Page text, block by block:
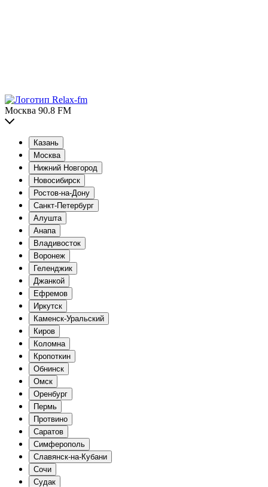
Москва 90.8 FM
Казань
Москва
Нижний Новгород
Новосибирск
Ростов-на-Дону
Санкт-Петербург
Алушта
Анапа
Владивосток
Воронеж
Геленджик
Джанкой
Ефремов
Иркутск
Каменск-Уральский
Киров
Коломна
Кропоткин
Обнинск
Омск
Оренбург
Пермь
Протвино
Саратов
Симферополь
Славянск-на-Кубани
Сочи
Судак